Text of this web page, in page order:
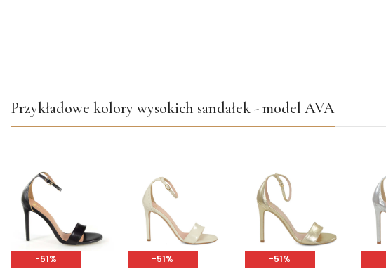
Przykładowe kolory wysokich sandałek - model AVA
-51% -51% -51%